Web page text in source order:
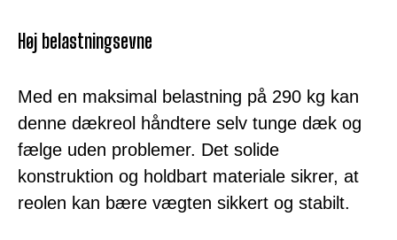
Høj belastningsevne
Med en maksimal belastning på 290 kg kan
denne dækreol håndtere selv tunge dæk og
fælge uden problemer. Det solide
konstruktion og holdbart materiale sikrer, at
reolen kan bære vægten sikkert og stabilt.